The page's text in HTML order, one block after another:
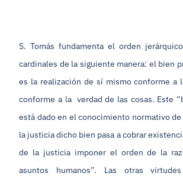
S. Tomás fundamenta el orden
cardinales de la siguiente manera: el bien
es la realización de sí mismo conforme a
conforme a la verdad de las cosas. Este
está dado en el conocimiento normativo
la justicia dicho bien pasa a cobrar
de la justicia imponer el orden de la
asuntos humanos”. Las otras